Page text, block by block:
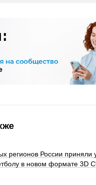
регионов России приняли
в новом формате 3D